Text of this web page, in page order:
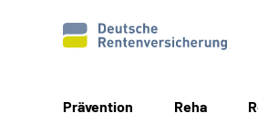
Prävention Reha